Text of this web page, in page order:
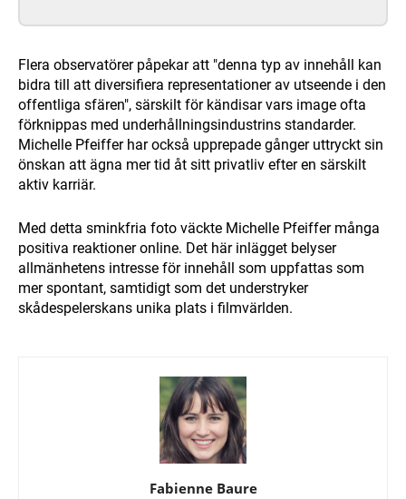
Flera observatörer påpekar att "denna typ av innehåll kan
bidra till att diversifiera representationer av utseende i den
offentliga sfären", särskilt för kändisar vars image ofta
förknippas med underhållningsindustrins standarder.
Michelle Pfeiffer har också upprepade gånger uttryckt sin
önskan att ägna mer tid åt sitt privatliv efter en särskilt
aktiv karriär.
Med detta sminkfria foto väckte Michelle Pfeiffer många
positiva reaktioner online. Det här inlägget belyser
allmänhetens intresse för innehåll som uppfattas som
mer spontant, samtidigt som det understryker
skådespelerskans unika plats i filmvärlden.
Fabienne Baure